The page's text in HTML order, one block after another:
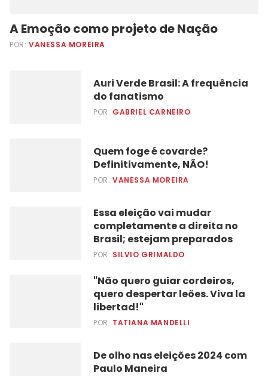
A Emoção como projeto de Nação
POR: VANESSA MOREIRA
Auri Verde Brasil: A frequência
do fanatismo
POR: GABRIEL CARNEIRO
Quem foge é covarde?
Definitivamente, NÃO!
POR: VANESSA MOREIRA
Essa eleição vai mudar
completamente a direita no
Brasil; estejam preparados
POR: SILVIO GRIMALDO
"Não quero guiar cordeiros,
quero despertar leões. Viva la
libertad!"
POR: TATIANA MANDELLI
De olho nas eleições 2024 com
Paulo Maneira